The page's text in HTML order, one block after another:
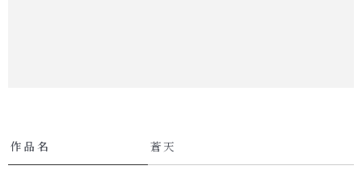
作品名 蒼天